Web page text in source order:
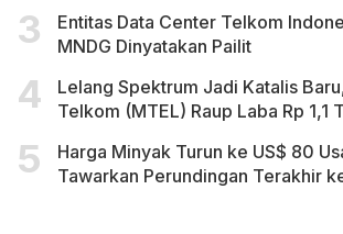
Entitas Data Center Telkom
MNDG Dinyatakan Pailit
Lelang Spektrum Jadi Katalis
Telkom (MTEL) Raup Laba Rp 1,1 T
Harga Minyak Turun ke US$ 80
Tawarkan Perundingan Terakhir